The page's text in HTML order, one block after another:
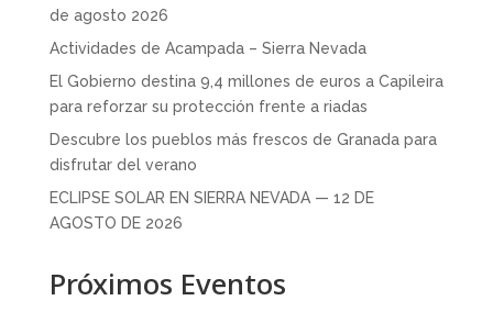
de agosto 2026
Actividades de Acampada – Sierra Nevada
El Gobierno destina 9,4 millones de euros a Capileira
para reforzar su protección frente a riadas
Descubre los pueblos más frescos de Granada para
disfrutar del verano
ECLIPSE SOLAR EN SIERRA NEVADA — 12 DE
AGOSTO DE 2026
Próximos Eventos